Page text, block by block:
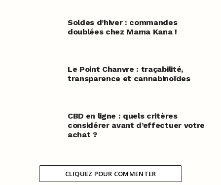
Soldes d’hiver : commandes
doublées chez Mama Kana !
Le Point Chanvre : traçabilité,
transparence et cannabinoïdes
CBD en ligne : quels critères
considérer avant d’effectuer votre
achat ?
CLIQUEZ POUR COMMENTER